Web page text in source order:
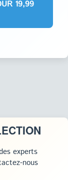
experts
nous